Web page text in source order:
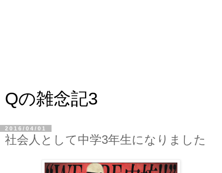
Qの雑念記3
2016/04/01
社会人として中学3年生になりました